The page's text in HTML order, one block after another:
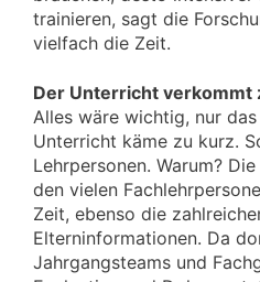
trainieren, sagt die
vielfach die Zeit.
Der Unterricht verkommt
Alles wäre wichtig, nur
Unterricht käme zu kurz.
Lehrpersonen. Warum?
den vielen
Zeit, ebenso die
Elterninformationen. Da
Jahrgangsteams und